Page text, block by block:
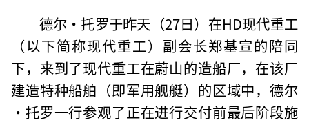
德尔·托罗于昨天（27日）在HD现代重工
（以下简称现代重工）副会长郑基宣的陪同
下，来到了现代重工在蔚山的造船厂，在该厂
建造特种船舶（即军用舰艇）的区域中，德尔
·托罗一行参观了正在进行交付前最后阶段施